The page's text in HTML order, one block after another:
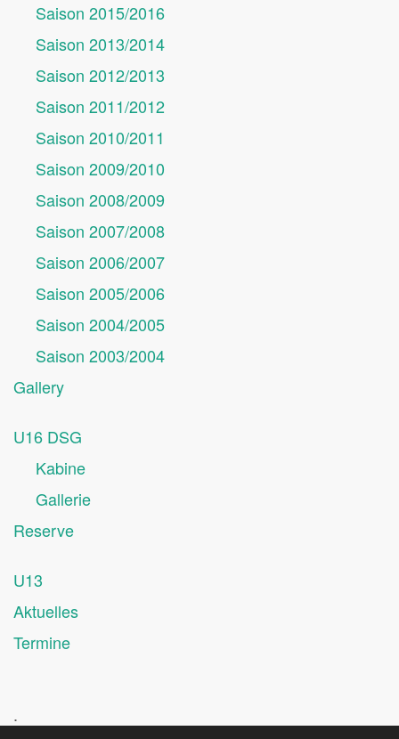
Saison 2015/2016
Saison 2013/2014
Saison 2012/2013
Saison 2011/2012
Saison 2010/2011
Saison 2009/2010
Saison 2008/2009
Saison 2007/2008
Saison 2006/2007
Saison 2005/2006
Saison 2004/2005
Saison 2003/2004
Gallery
U16 DSG
Kabine
Gallerie
Reserve
U13
Aktuelles
Termine
.